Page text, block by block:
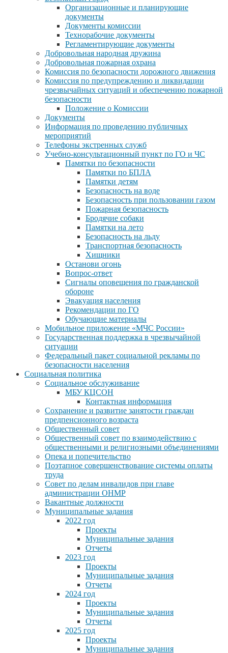
Организационные и планирующие
документы
Документы комиссии
Технорабочие документы
Регламентирующие документы
Добровольная народная дружина
Добровольная пожарная охрана
Комиссия по безопасности дорожного движения
Комиссия по предупреждению и ликвидации
чрезвычайных ситуаций и обеспечению пожарной
безопасности
Положение о Комиссии
Документы
Информация по проведению публичных
мероприятий
Телефоны экстренных служб
Учебно-консультационный пункт по ГО и ЧС
Памятки по безопасности
Памятки по БПЛА
Памятки детям
Безопасность на воде
Безопасность при пользовании газом
Пожарная безопасность
Бродячие собаки
Памятки на лето
Безопасность на льду
Транспортная безопасность
Хищники
Останови огонь
Вопрос-ответ
Сигналы оповещения по гражданской
обороне
Эвакуация населения
Рекомендации по ГО
Обучающие материалы
Мобильное приложение «МЧС России»
Государственная поддержка в чрезвычайной
ситуации
Федеральный пакет социальной рекламы по
безопасности населения
Социальная политика
Социальное обслуживание
МБУ КЦСОН
Контактная информация
Сохранение и развитие занятости граждан
предпенсионного возраста
Общественный совет
Общественный совет по взаимодействию с
общественными и религиозными объединениями
Опека и попечительство
Поэтапное совершенствование системы оплаты
труда
Совет по делам инвалидов при главе
администрации ОНМР
Вакантные должности
Муниципальные задания
2022 год
Проекты
Муниципальные задания
Отчеты
2023 год
Проекты
Муниципальные задания
Отчеты
2024 год
Проекты
Муниципальные задания
Отчеты
2025 год
Проекты
Муниципальные задания